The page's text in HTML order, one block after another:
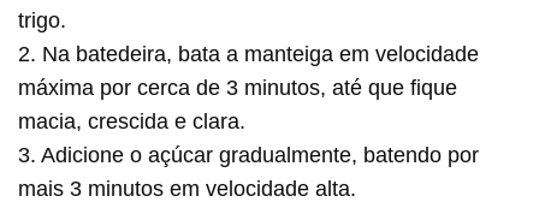
trigo.
2. Na batedeira, bata a manteiga em velocidade
máxima por cerca de 3 minutos, até que fique
macia, crescida e clara.
3. Adicione o açúcar gradualmente, batendo por
mais 3 minutos em velocidade alta.